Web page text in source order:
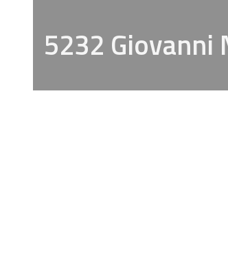
5232 Giovanni